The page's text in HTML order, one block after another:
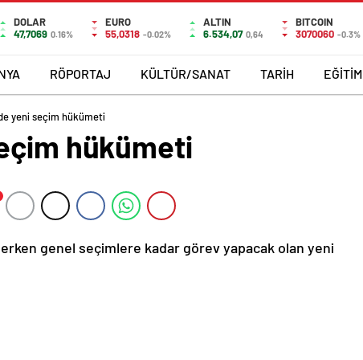
DOLAR
47,7069 0.16%
EURO
55,0318 -0.02%
ALTIN
6.534,07 0,64
BITCOIN
3070060 -0.3%
RÖPORTAJ KÜLTÜR/SANAT TARİH EĞİTİM
yeni seçim hükümeti
hükümeti
erken genel seçimlere kadar görev yapacak olan yeni